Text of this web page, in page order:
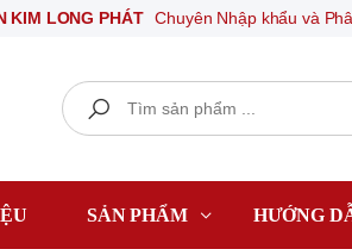
LONG PHÁT Chuyên Nhập khẩu và Phân
Search
SẢN PHẨM HƯỚNG